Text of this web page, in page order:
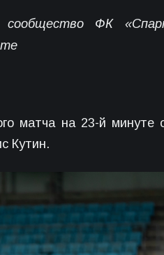
сообщество ФК
матча на 23-й минуте
Кутин.